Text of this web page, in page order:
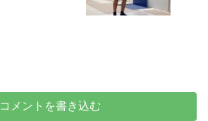
コメントを書き込む